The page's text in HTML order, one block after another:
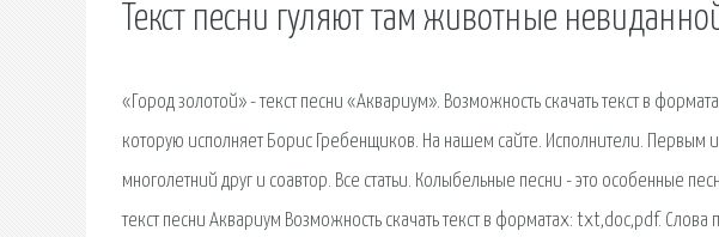
Текст песни гуляют там животные
«Город золотой» - текст песни «Аквариум». Возможность скачать текст в
которую исполняет Борис Гребенщиков. На нашем сайте. Исполнители. Первым
многолетний друг и соавтор. Все статьи. Колыбельные песни - это особенные
текст песни Аквариум Возможность скачать текст в форматах: txt,doc,pdf.